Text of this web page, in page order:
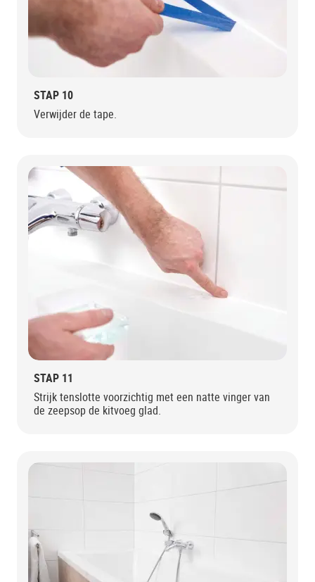
STAP 10
Verwijder de tape.
STAP 11
Strijk tenslotte voorzichtig met een natte vinger van
de zeepsop de kitvoeg glad.